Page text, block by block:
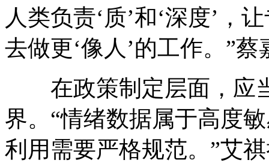
人类负责‘质’和‘深度’，
去做更‘像人’的工作。”
在政策制定层面，应
界。“情绪数据属于高度
利用需要严格规范。”艾